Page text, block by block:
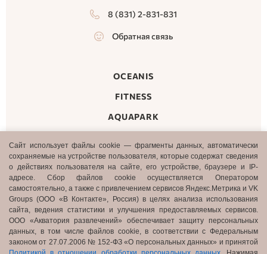
8 (831) 2-831-831
Обратная связь
OCEANIS
FITNESS
AQUAPARK
ПОДВАЛ
ДОПОЛНИТЕЛЬНЫЙ
ОБ
АКВАПАРКЕ
ТАРИФЫ
ПОДАРОЧНЫЕ
СЕРТИФИКАТЫ
ОТЕЛИ-
ПАРТНЕРЫ
СОБЫТИЯ
ДЕТСКИЕ
ДНИ
РОЖДЕНИЯ
КАФЕ И
БАРЫ
ГРУППОВЫЕ
ПОСЕЩЕНИЯ
Сайт использует файлы cookie — фрагменты данных, автоматически
сохраняемые на устройстве пользователя, которые содержат сведения
о действиях пользователя на сайте, его устройстве, браузере и IP-
адресе. Сбор файлов cookie осуществляется Оператором
самостоятельно, а также с привлечением сервисов Яндекс.Метрика и VK
Groups (ООО «В Контакте», Россия) в целях анализа использования
сайта, ведения статистики и улучшения предоставляемых сервисов.
ООО «Акватория развлечений» обеспечивает защиту персональных
данных, в том числе файлов cookie, в соответствии с Федеральным
законом от 27.07.2006 № 152-ФЗ «О персональных данных» и принятой